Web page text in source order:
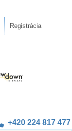
Registrácia
+420 224 817 477